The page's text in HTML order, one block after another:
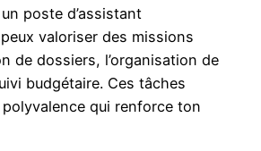
poste d’assistant
valoriser des missions
de dossiers, l’organisation de
budgétaire. Ces tâches
qui renforce ton